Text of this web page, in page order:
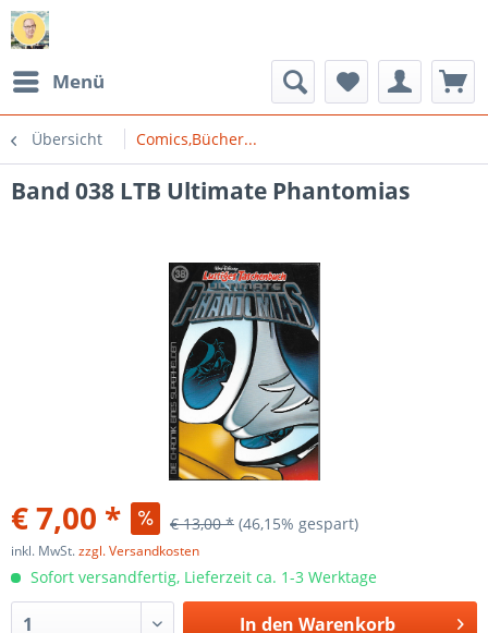
Menü
Übersicht Comics,Bücher...
Band 038 LTB Ultimate Phantomias
€ 7,00 * € 13,00 * (46,15% gespart)
inkl. MwSt.zzgl. Versandkosten
Sofort versandfertig, Lieferzeit ca. 1-3 Werktage
In den Warenkorb